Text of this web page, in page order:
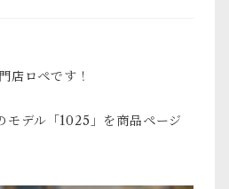
店ロペです！
デル「1025」を商品ページ